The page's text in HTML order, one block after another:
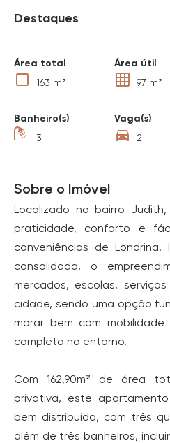
Destaques
Área total
163 m²
Área útil
97 m²
Banheiro(s)
3
Vaga(s)
2
Sobre o Imóvel
Localizado no bairro
praticidade, conforto e
conveniências de Londrina.
consolidada, o
mercados, escolas,
cidade, sendo uma opção
morar bem com
completa no entorno.
Com 162,90m² de área
privativa, este
bem distribuída, com três
além de três banheiros,